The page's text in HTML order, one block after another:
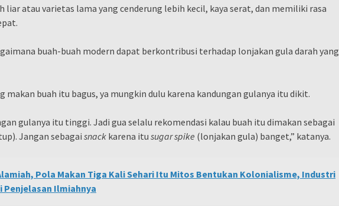
liar atau varietas lama yang cenderung lebih kecil, kaya serat, dan memiliki rasa
buah-buah modern dapat berkontribusi terhadap lonjakan gula darah yang
makan buah itu bagus, ya mungkin dulu karena kandungan gulanya itu dikit.
gulanya itu tinggi. Jadi gua selalu rekomendasi kalau buah itu dimakan sebagai
Jangan sebagaisnack karena itu sugar spike (lonjakan gula) banget,” katanya.
Pola Makan Tiga Kali Sehari Itu Mitos Bentukan Kolonialisme, Industri
Penjelasan Ilmiahnya